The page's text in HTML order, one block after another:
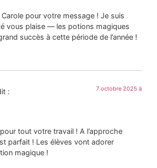
pour votre message ! Je suis
vous plaise — les potions magiques
succès à cette période de l’année !
: 7 octobre 2025 à
tout votre travail ! A l’approche
parfait ! Les élèves vont adorer
magique !